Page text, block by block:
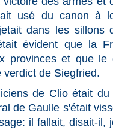
usé du canon à
dans les sillons
évident que la
provinces et que le
de Siegfried.
de Clio était
de Gaulle s'était
il fallait, disait-il,